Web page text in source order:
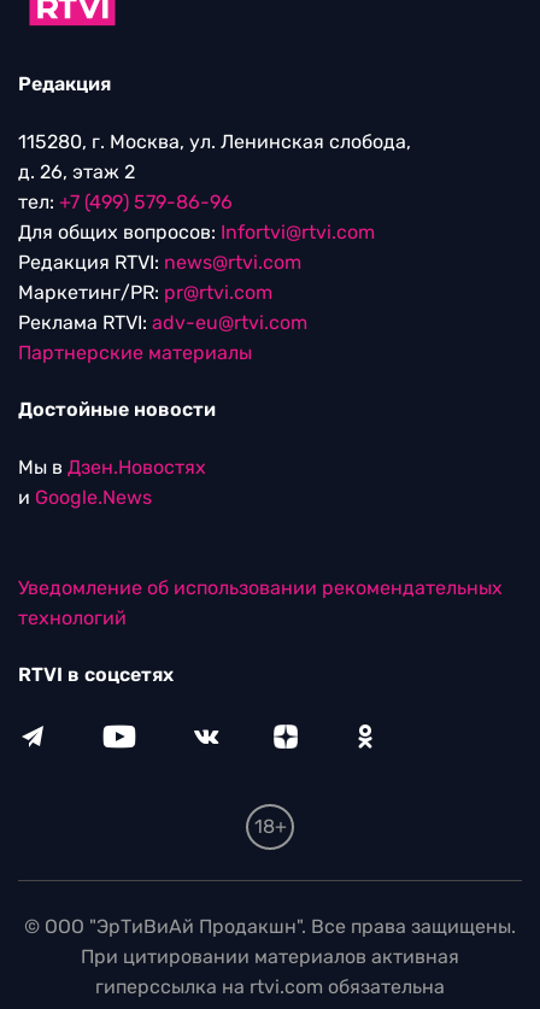
Редакция
115280, г. Москва, ул. Ленинская слобода,
д. 26, этаж 2
тел: +7 (499) 579-86-96
Для общих вопросов: Infortvi@rtvi.com
Редакция RTVI: news@rtvi.com
Маркетинг/PR: pr@rtvi.com
Реклама RTVI: adv-eu@rtvi.com
Партнерские материалы
Достойные новости
Мы в Дзен.Новостях
и Google.News
Уведомление об использовании рекомендательных
технологий
RTVI в соцсетях
18+
© ООО "ЭрТиВиАй Продакшн". Все права защищены.
При цитировании материалов активная
гиперссылка на rtvi.com обязательна